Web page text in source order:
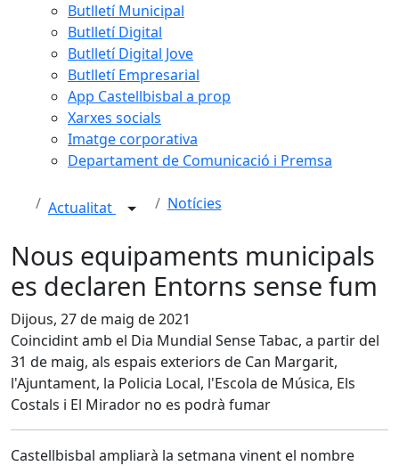
Butlletí Municipal
Butlletí Digital
Butlletí Digital Jove
Butlletí Empresarial
App Castellbisbal a prop
Xarxes socials
Imatge corporativa
Departament de Comunicació i Premsa
Actualitat Notícies
Nous equipaments municipals
es declaren Entorns sense fum
Dijous, 27 de maig de 2021
Coincidint amb el Dia Mundial Sense Tabac, a partir del
31 de maig, als espais exteriors de Can Margarit,
l'Ajuntament, la Policia Local, l'Escola de Música, Els
Costals i El Mirador no es podrà fumar
Castellbisbal ampliarà la setmana vinent el nombre